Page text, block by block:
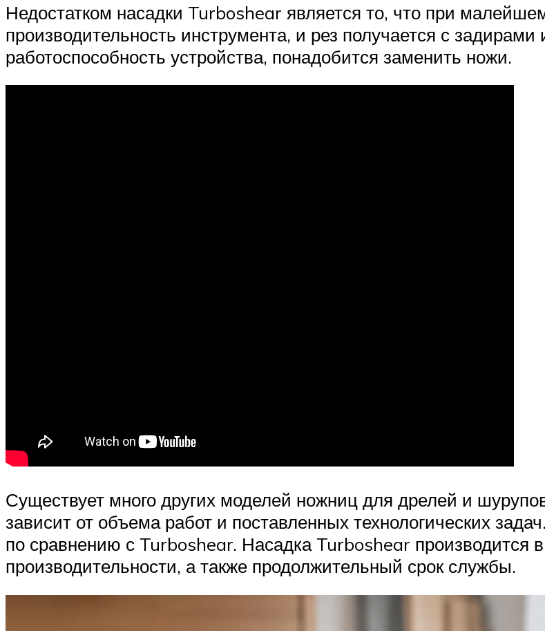
Недостатком насадки Turboshear является то, что при
производительность инструмента, и рез получается с
работоспособность устройства, понадобится заменить ножи.
Существует много других моделей ножниц для дрелей и
зависит от объема работ и поставленных технологических
по сравнению с Turboshear. Насадка Turboshear производится
производительности, а также продолжительный срок службы.